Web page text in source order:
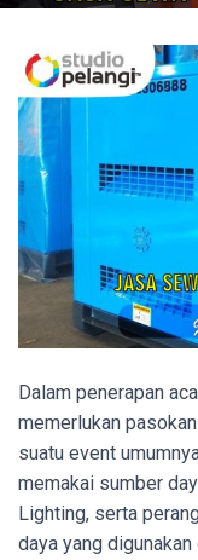
Dalam penerapan
memerlukan
suatu event
memakai sumber
Lighting, serta
daya yang